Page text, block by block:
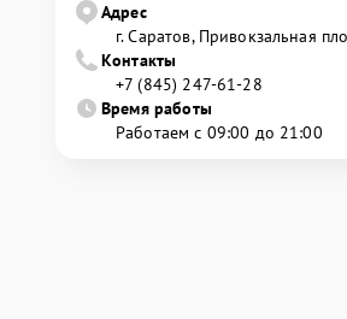
Адрес
г. Саратов, Привокзальная
Контакты
+7 (845) 247-61-28
Время работы
Работаем с 09:00 до 21:00